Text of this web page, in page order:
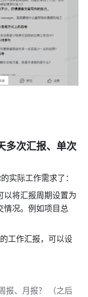
多次汇报、单次
实际工作需求了：
以将汇报周期设置为
情况。例如项目总
工作汇报，可以设
报、月报？ （之后